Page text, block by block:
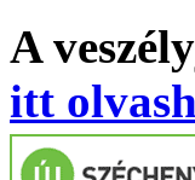
A
itt